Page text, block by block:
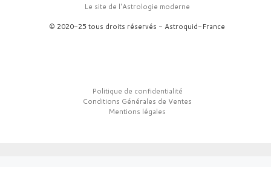
Le site de l'Astrologie moderne
© 2020-25 tous droits réservés - Astroquid-France
Politique de confidentialité
Conditions Générales de Ventes
Mentions légales